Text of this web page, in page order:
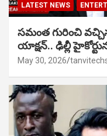
LATEST NEWS
సమంత గురించి
యాక్షన్.. ఢిల్లీ
May 30, 2026